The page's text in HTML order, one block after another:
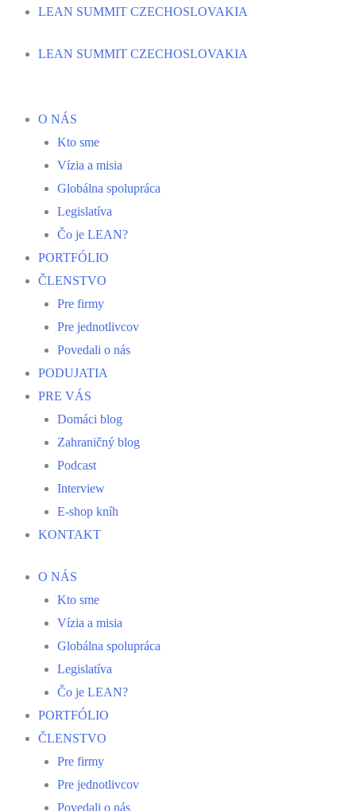
Preskočiť
obsah
LEAN SUMMIT CZECHOSLOVAKIA
LEAN SUMMIT CZECHOSLOVAKIA
O NÁS
Kto sme
Vízia a misia
Globálna spolupráca
Legislatíva
Čo je LEAN?
PORTFÓLIO
ČLENSTVO
Pre firmy
Pre jednotlivcov
Povedali o nás
PODUJATIA
PRE VÁS
Domáci blog
Zahraničný blog
Podcast
Interview
E-shop kníh
KONTAKT
O NÁS
Kto sme
Vízia a misia
Globálna spolupráca
Legislatíva
Čo je LEAN?
PORTFÓLIO
ČLENSTVO
Pre firmy
Pre jednotlivcov
Povedali o nás